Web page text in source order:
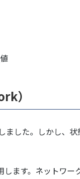
）
した。しかし、
します。ネットワ